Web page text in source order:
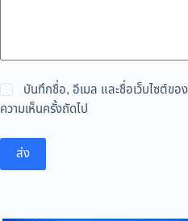
บันทึกชื่อ, อีเมล และชื่อเว็บไซต์ขอ
ความเห็นครั้งถัดไป
ส่ง